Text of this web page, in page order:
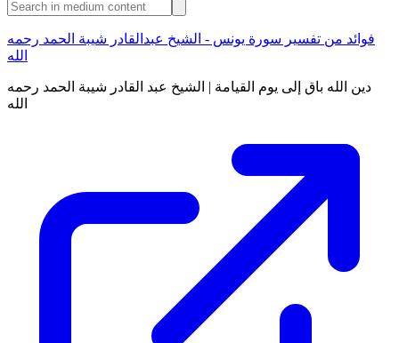
فوائد من تفسير سورة يونس - الشيخ عبدالقادر شيبة الحمد رحمه
الله
دين الله باق إلى يوم القيامة | الشيخ عبد القادر شيبة الحمد رحمه
الله